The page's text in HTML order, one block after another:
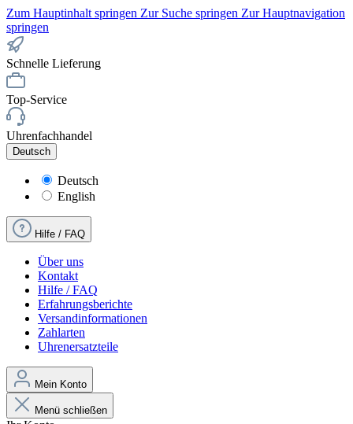
Zum Hauptinhalt springen Zur Suche springen Zur Hauptnavigation
springen
Schnelle Lieferung
Top-Service
Uhrenfachhandel
Deutsch
Deutsch
English
Hilfe / FAQ
Über uns
Kontakt
Hilfe / FAQ
Erfahrungsberichte
Versandinformationen
Zahlarten
Uhrenersatzteile
Mein Konto
Menü schließen